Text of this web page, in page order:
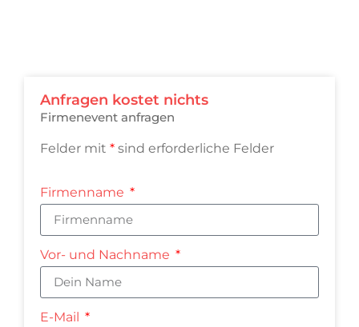
Anfragen kostet nichts
Firmenevent anfragen
Felder mit * sind erforderliche Felder
Firmenname
Vor- und Nachname
E-Mail